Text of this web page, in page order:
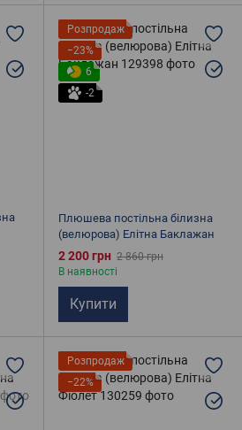
Розпродаж
−23%
6
-2
Плюшева постільна білизна
(велюрова) Елітна Баклажан
2 200 грн 2 860 грн
В наявності
Купити
Розпродаж
−22%